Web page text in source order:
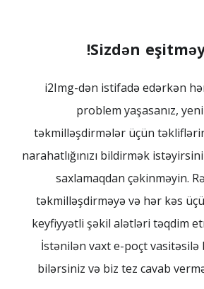
Sizdən
i2Img-dən istifadə edərkən
problem yaşasanız,
təkmilləşdirmələr üçün
narahatlığınızı bildirmək
saxlamaqdan çəkinməyin.
təkmilləşdirməyə və hər kəs
keyfiyyətli şəkil alətləri təqdim
İstənilən vaxt e-poçt vasitəsilə
bilərsiniz və biz tez cavab